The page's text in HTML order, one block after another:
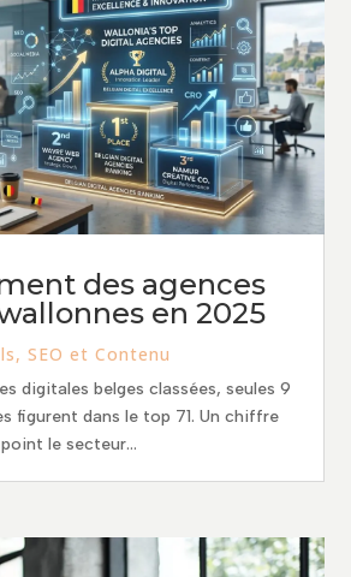
des agences
en 2025
,SEO et Contenu
digitales belges classées, seules 9
figurent dans le top 71. Un chiffre
le secteur...